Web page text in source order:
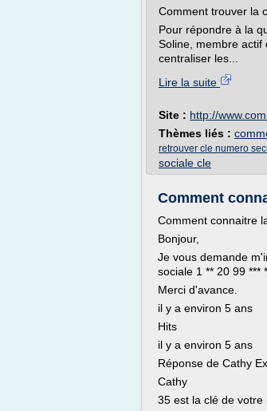
Comment trouver la
Pour répondre à la
Soline, membre actif
centraliser les...
Lire la suite
Site : http://
Thèmes liés :
retrouver cle numero
sociale cle
Comment
Comment connaitre
Bonjour,
Je vous demande
sociale 1 ** 20 99 ***
Merci d'avance.
il y a environ 5 ans
Hits
il y a environ 5 ans
Réponse de Cathy
Cathy
35 est la clé de votre